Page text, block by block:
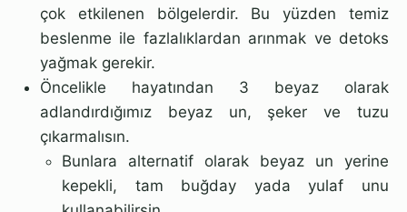
çok etkilenen bölgelerdir. Bu yüzden temiz
beslenme ile fazlalıklardan arınmak ve detoks
yağmak gerekir.
Öncelikle hayatından 3 beyaz olarak
adlandırdığımız beyaz un, şeker ve tuzu
çıkarmalısın.
Bunlara alternatif olarak beyaz un yerine
kepekli, tam buğday yada yulaf unu